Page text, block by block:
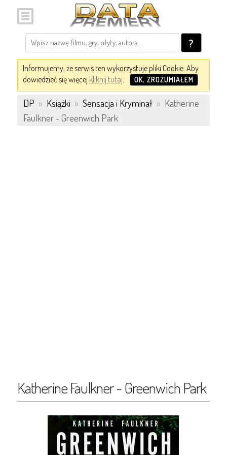
?
Informujemy, że serwis ten wykorzystuje pliki Cookie. Aby
dowiedzieć się więcej kliknij tutaj. OK, ZROZUMIAŁEM
DP » Książki » Sensacja i Kryminał » Katherine
Faulkner - Greenwich Park
Katherine Faulkner - Greenwich Park